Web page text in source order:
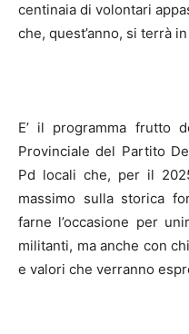
centinaia di volontari
che, quest’anno, si terrà
E’ il programma frutto
Provinciale del Partito
Pd locali che, per il
massimo sulla storica
farne l’occasione per
militanti, ma anche con
e valori che verranno